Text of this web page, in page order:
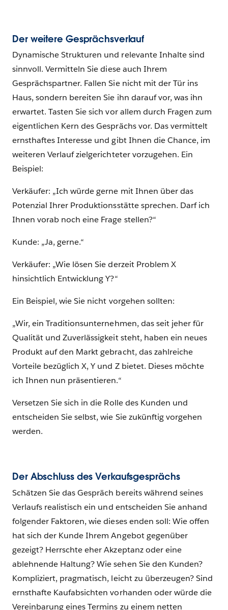
Der weitere Gesprächsverlauf
Dynamische Strukturen und relevante Inhalte sind
sinnvoll. Vermitteln Sie diese auch Ihrem
Gesprächspartner. Fallen Sie nicht mit der Tür ins
Haus, sondern bereiten Sie ihn darauf vor, was ihn
erwartet. Tasten Sie sich vor allem durch Fragen zum
eigentlichen Kern des Gesprächs vor. Das vermittelt
ernsthaftes Interesse und gibt Ihnen die Chance, im
weiteren Verlauf zielgerichteter vorzugehen. Ein
Beispiel:
Verkäufer: „Ich würde gerne mit Ihnen über das
Potenzial Ihrer Produktionsstätte sprechen. Darf ich
Ihnen vorab noch eine Frage stellen?“
Kunde: „Ja, gerne.“
Verkäufer: „Wie lösen Sie derzeit Problem X
hinsichtlich Entwicklung Y?“
Ein Beispiel, wie Sie nicht vorgehen sollten:
„Wir, ein Traditionsunternehmen, das seit jeher für
Qualität und Zuverlässigkeit steht, haben ein neues
Produkt auf den Markt gebracht, das zahlreiche
Vorteile bezüglich X, Y und Z bietet. Dieses möchte
ich Ihnen nun präsentieren.“
Versetzen Sie sich in die Rolle des Kunden und
entscheiden Sie selbst, wie Sie zukünftig vorgehen
werden.
Der Abschluss des Verkaufsgesprächs
Schätzen Sie das Gespräch bereits während seines
Verlaufs realistisch ein und entscheiden Sie anhand
folgender Faktoren, wie dieses enden soll: Wie offen
hat sich der Kunde Ihrem Angebot gegenüber
gezeigt? Herrschte eher Akzeptanz oder eine
ablehnende Haltung? Wie sehen Sie den Kunden?
Kompliziert, pragmatisch, leicht zu überzeugen? Sind
ernsthafte Kaufabsichten vorhanden oder würde die
Vereinbarung eines Termins zu einem netten